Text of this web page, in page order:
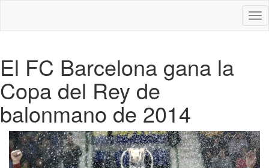
El FC Barcelona gana la
Copa del Rey de
balonmano de 2014